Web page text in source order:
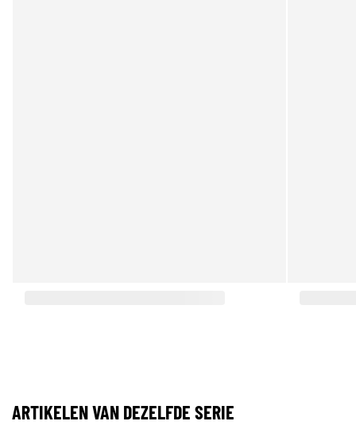
ARTIKELEN VAN DEZELFDE SERIE